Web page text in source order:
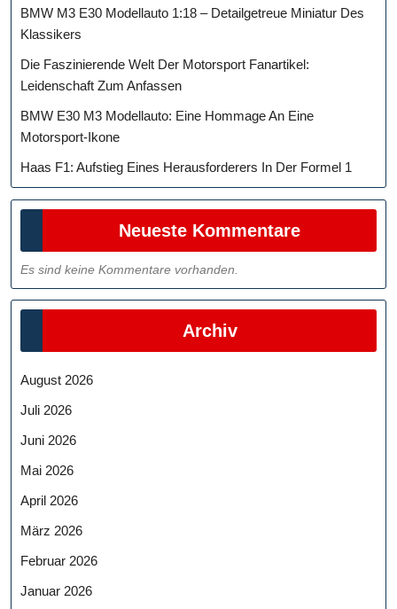
BMW M3 E30 Modellauto 1:18 – Detailgetreue Miniatur Des
Klassikers
Die Faszinierende Welt Der Motorsport Fanartikel:
Leidenschaft Zum Anfassen
BMW E30 M3 Modellauto: Eine Hommage An Eine
Motorsport-Ikone
Haas F1: Aufstieg Eines Herausforderers In Der Formel 1
Neueste Kommentare
Es sind keine Kommentare vorhanden.
Archiv
August 2026
Juli 2026
Juni 2026
Mai 2026
April 2026
März 2026
Februar 2026
Januar 2026